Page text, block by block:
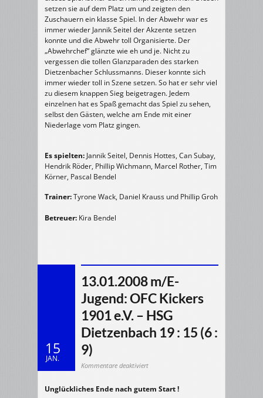
setzen sie auf dem Platz um und zeigten den
Zuschauern ein klasse Spiel. In der Abwehr war es
immer wieder Jannik Seitel der Akzente setzen
konnte und die Abwehr toll Organisierte. Der
„Abwehrchef“ glänzte wie eh und je. Nicht zu
vergessen die tollen Glanzparaden des starken
Dietzenbacher Schlussmanns. Dieser konnte sich
immer wieder toll in Szene setzen. So hat er sehr viel
zu diesem knappen Sieg beigetragen. Jedem
einzelnen hat es Spaß gemacht das Spiel zu sehen,
selbst den Gästen, welche am Ende mit einer
Niederlage vom Platz gingen.
Es spielten: Jannik Seitel, Dennis Hottes, Can Subay,
Hendrik Röder, Phillip Wichmann, Marcel Rother, Tim
Körner, Pascal Bendel
Trainer:Tyrone Wack, Daniel Krauss und Phillip Groh
Betreuer: Kira Bendel
15
JAN.
13.01.2008 m/E-
Jugend: OFC Kickers
1901 e.V. – HSG
Dietzenbach 19 : 15 (6 :
9)
Kommentare deaktiviertfür
OFC
Kickers
Unglückliches Ende nach gutem Start !